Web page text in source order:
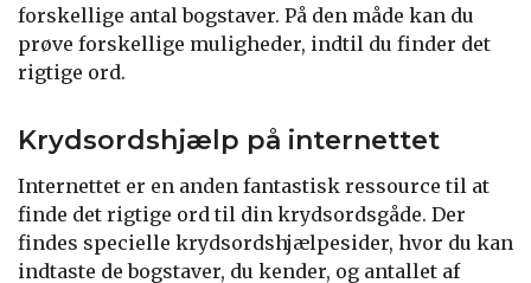
forskellige antal bogstaver. På den måde kan du
prøve forskellige muligheder, indtil du finder det
rigtige ord.
Krydsordshjælp på internettet
Internettet er en anden fantastisk ressource til at
finde det rigtige ord til din krydsordsgåde. Der
findes specielle krydsordshjælpesider, hvor du kan
indtaste de bogstaver, du kender, og antallet af